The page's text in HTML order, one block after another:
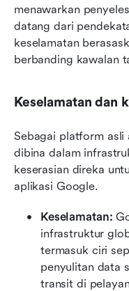
menawarkan
datang dari
keselamatan
berbanding kawalan
Keselamatan dan
Sebagai platform asli
dibina dalam
keserasian direka
aplikasi Google.
Keselamatan:
infrastruktur
termasuk ciri
penyulitan data
transit di